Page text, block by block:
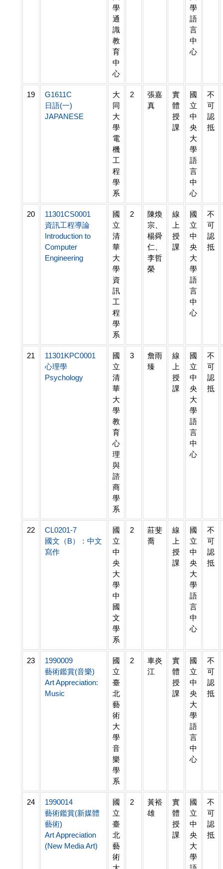
學
通
識
教
育
中
心
學
語
言
中
心
19
G1611C
日語(一)
JAPANESE
大
同
大
學
電
機
工
程
學
系
2
張嘉
真
實
體
授
課
國
立
中
央
大
學
語
言
中
心
不
可
認
抵
20
11301CS0001
資訊工程導論
Introduction to
Computer
Engineering
國
立
清
華
大
學
資
訊
工
程
學
系
2
陳煥
宗、
楊舜
仁、
李哲
榮
線
上
授
課
國
立
中
央
大
學
語
言
中
心
不
可
認
抵
21
11301KPC0001
心理學
Psychology
國
立
清
華
大
學
教
育
心
理
與
諮
商
學
系
3
詹雨
臻
線
上
授
課
國
立
中
央
大
學
語
言
中
心
不
可
認
抵
22
CL0201-7
國文（B）：中文
寫作
國
立
中
央
大
學
中
國
文
學
系
2
莊斐
喬
線
上
授
課
國
立
中
央
大
學
語
言
中
心
不
可
認
抵
23
1990009
藝術鑑賞(音樂)
Art Appreciation:
Music
國
立
臺
北
藝
術
大
學
音
樂
學
系
2
車炎
江
實
體
授
課
國
立
中
央
大
學
語
言
中
心
不
可
認
抵
24
1990014
藝術鑑賞(新媒體
藝術)
Art Appreciation
(New Media Art)
國
立
臺
北
藝
術
2
黃裕
雄
實
體
授
課
國
立
中
央
大
學
不
可
認
抵